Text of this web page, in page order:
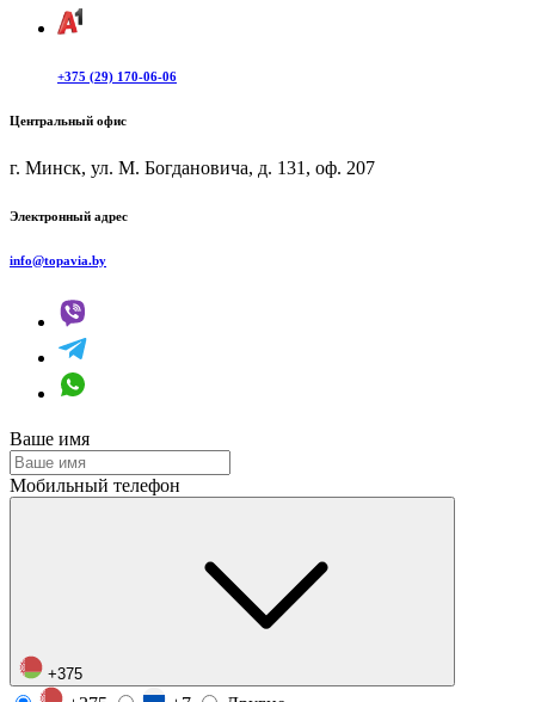
+375 (29) 170-06-06
Центральный офис
г. Минск, ул. М. Богдановича, д. 131, оф. 207
Электронный адрес
info@topavia.by
Ваше имя
Мобильный телефон
+375